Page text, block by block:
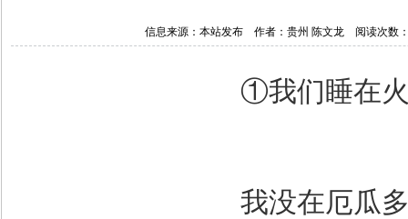
信息来源：本站发布 作者：贵州 陈文龙 阅读次数
①我们睡在
我没在厄瓜